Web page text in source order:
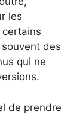
les
des
qui ne
de prendre